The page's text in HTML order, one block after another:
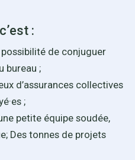
:
de conjuguer
bureau ;
d’assurances collectives
;
petite équipe soudée,
Des tonnes de projets